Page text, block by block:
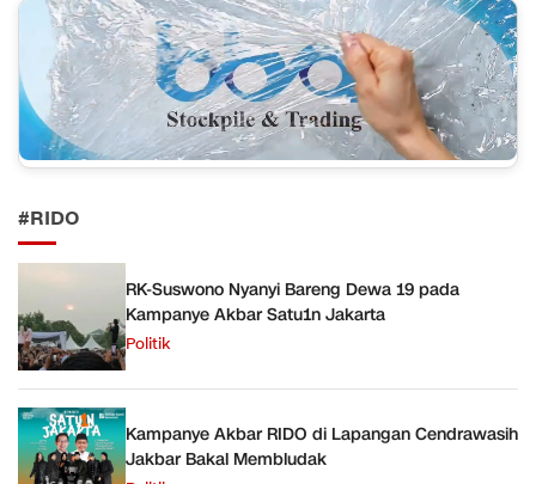
#RIDO
RK-Suswono Nyanyi Bareng Dewa 19 pada
Kampanye Akbar Satu1n Jakarta
Politik
Kampanye Akbar RIDO di Lapangan Cendrawasih
Jakbar Bakal Membludak